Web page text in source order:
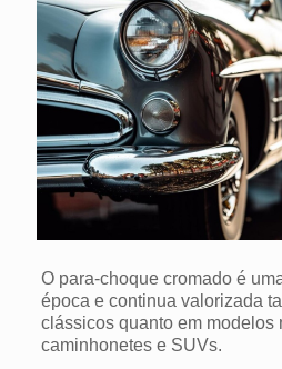
O para-choque cromado é
época e continua valorizada
clássicos quanto em modelos
caminhonetes e SUVs.